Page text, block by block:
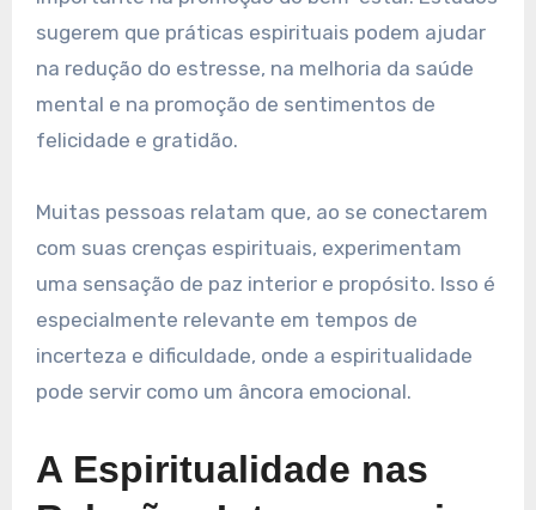
sugerem que práticas espirituais podem ajudar
na redução do estresse, na melhoria da saúde
mental e na promoção de sentimentos de
felicidade e gratidão.
Muitas pessoas relatam que, ao se conectarem
com suas crenças espirituais, experimentam
uma sensação de paz interior e propósito. Isso é
especialmente relevante em tempos de
incerteza e dificuldade, onde a espiritualidade
pode servir como um âncora emocional.
A Espiritualidade nas